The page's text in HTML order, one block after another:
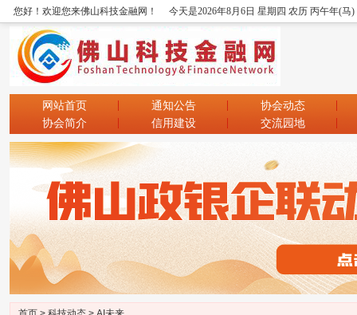
您好！欢迎您来佛山科技金融网！ 今天是2026年8月6日 星期四 农历 丙午年(马
网站首页 通知公告
协会动态
协会简介
信用建设 交流园地